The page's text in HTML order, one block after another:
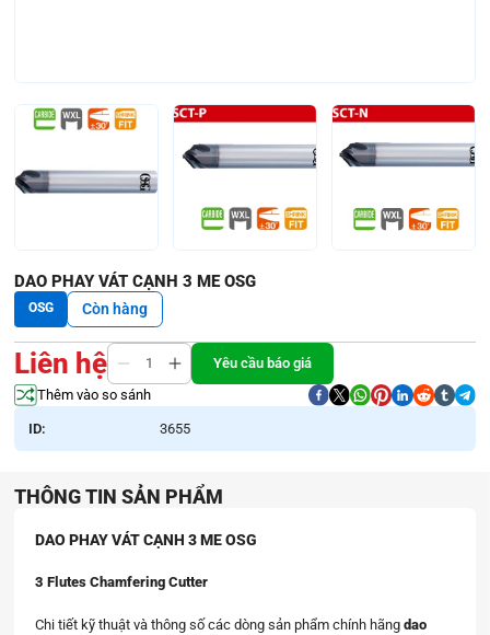
DAO PHAY VÁT CẠNH 3 ME OSG
OSG Còn hàng
Liên hệ
Yêu cầu báo giá
Thêm vào so sánh
ID: 3655
THÔNG TIN SẢN PHẨM
DAO PHAY VÁT CẠNH 3 ME OSG
3 Flutes Chamfering Cutter
Chi tiết kỹ thuật và thông số các dòng sản phẩm chính hãng dao